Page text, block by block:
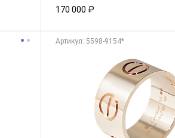
170 000 ₽
Aртикул: 5598-9154*